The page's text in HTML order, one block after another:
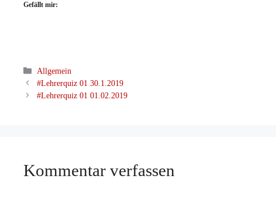
Gefällt mir:
Kategorien
Allgemein
#Lehrerquiz 01 30.1.2019
#Lehrerquiz 01 01.02.2019
Kommentar verfassen